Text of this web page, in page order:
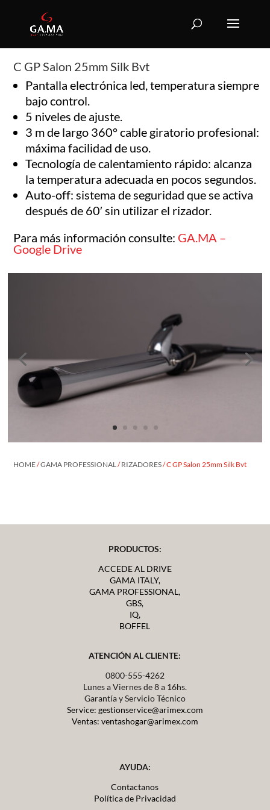
C GP Salon 25mm Silk Bvt
Pantalla electrónica led, temperatura siempre
bajo control.
5 niveles de ajuste.
3 m de largo 360° cable giratorio profesional:
máxima facilidad de uso.
Tecnología de calentamiento rápido: alcanza
la temperatura adecuada en pocos segundos.
Auto-off: sistema de seguridad que se activa
después de 60′ sin utilizar el rizador.
Para más información consulte: GA.MA –
Google Drive
HOME/GAMA PROFESSIONAL/RIZADORES/ C GP Salon 25mm Silk Bvt
PRODUCTOS:
ACCEDE AL DRIVE
GAMA ITALY,
GAMA PROFESSIONAL,
GBS,
IQ,
BOFFEL
ATENCIÓN AL CLIENTE:
0800-555-4262
Lunes a Viernes de 8 a 16hs.
Garantía y Servicio Técnico
Service: gestionservice@arimex.com
Ventas: ventashogar@arimex.com
AYUDA:
Contactanos
Política de Privacidad